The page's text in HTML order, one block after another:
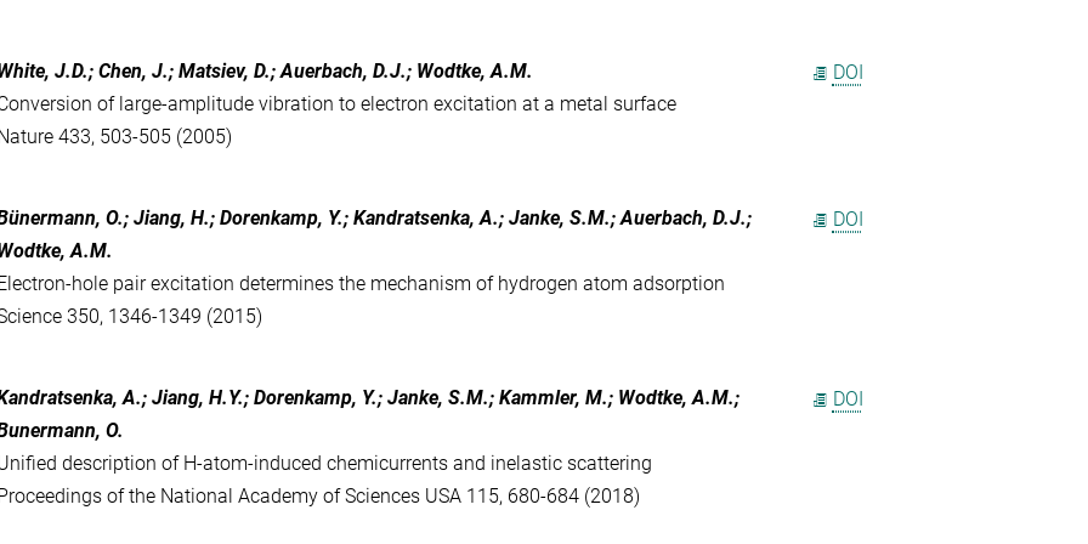
J.D.; Chen, J.; Matsiev, D.; Auerbach, D.J.; Wodtke, A.M.
of large-amplitude vibration to electron excitation at a metal surface
433, 503-505 (2005)
DOI
O.; Jiang, H.; Dorenkamp, Y.; Kandratsenka, A.; Janke, S.M.; Auerbach, D.J.;
A.M.
hole pair excitation determines the mechanism of hydrogen atom adsorption
350, 1346-1349 (2015)
DOI
A.; Jiang, H.Y.; Dorenkamp, Y.; Janke, S.M.; Kammler, M.; Wodtke, A.M.;
O.
description of H-atom-induced chemicurrents and inelastic scattering
of the National Academy of Sciences USA 115, 680-684 (2018)
DOI